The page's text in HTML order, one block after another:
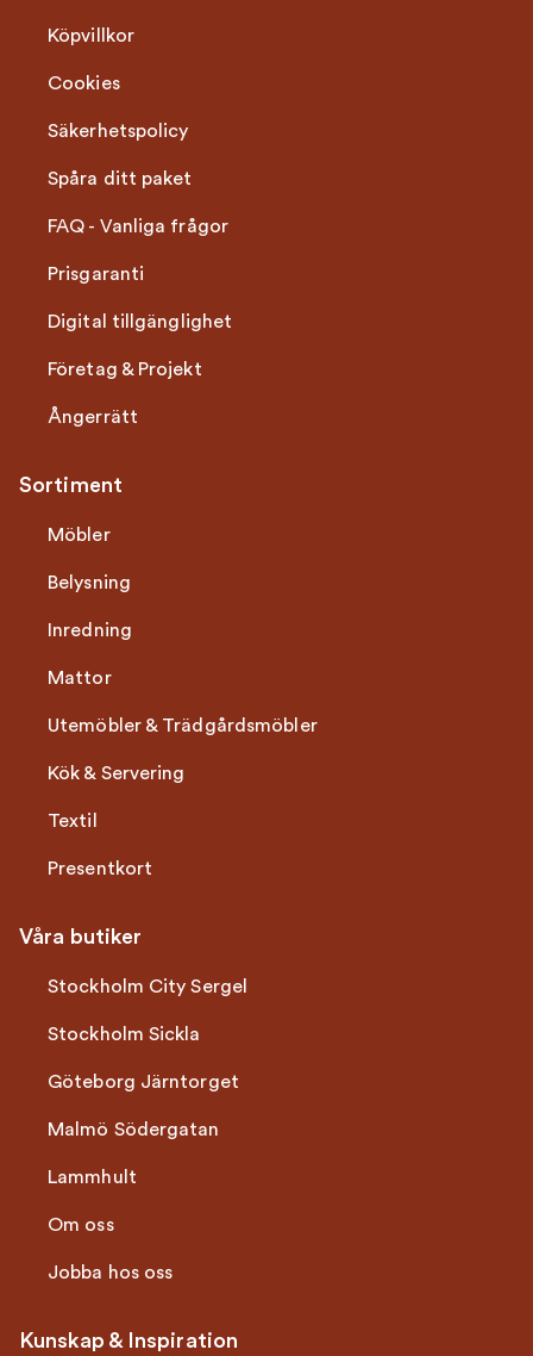
Köpvillkor
Cookies
Säkerhetspolicy
Spåra ditt paket
FAQ - Vanliga frågor
Prisgaranti
Digital tillgänglighet
Företag & Projekt
Ångerrätt
Sortiment
Möbler
Belysning
Inredning
Mattor
Utemöbler & Trädgårdsmöbler
Kök & Servering
Textil
Presentkort
Våra butiker
Stockholm City Sergel
Stockholm Sickla
Göteborg Järntorget
Malmö Södergatan
Lammhult
Om oss
Jobba hos oss
Kunskap & Inspiration